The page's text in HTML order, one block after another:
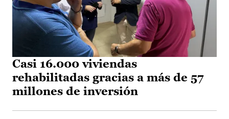
Casi 16.000 viviendas
rehabilitadas gracias a más de 57
millones de inversión